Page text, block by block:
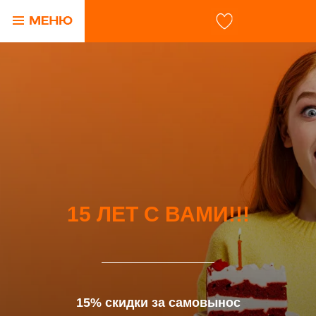
15 ЛЕТ С ВАМИ!!!
15% скидки за самовынос